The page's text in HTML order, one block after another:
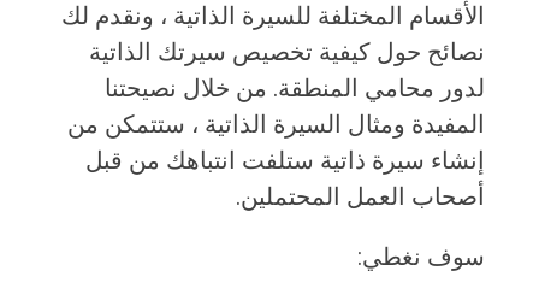
الأقسام المختلفة للسيرة الذاتية ، ونقدم لك
نصائح حول كيفية تخصيص سيرتك الذاتية
لدور محامي المنطقة. من خلال نصيحتنا
المفيدة ومثال السيرة الذاتية ، ستتمكن من
إنشاء سيرة ذاتية ستلفت انتباهك من قبل
أصحاب العمل المحتملين.
سوف نغطي: